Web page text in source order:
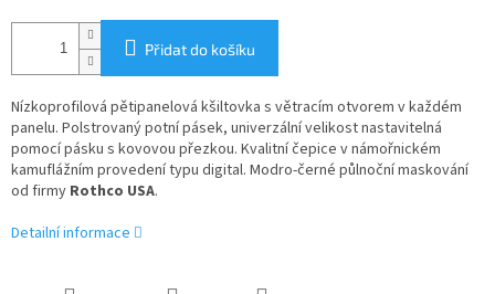
Přidat do košíku
Nízkoprofilová pětipanelová kšiltovka s větracím otvorem v každém
panelu. Polstrovaný potní pásek, univerzální velikost nastavitelná
pomocí pásku s kovovou přezkou. Kvalitní čepice v námořnickém
kamuflážním provedení typu digital. Modro-černé půlnoční maskování
od firmy Rothco USA.
Detailní informace